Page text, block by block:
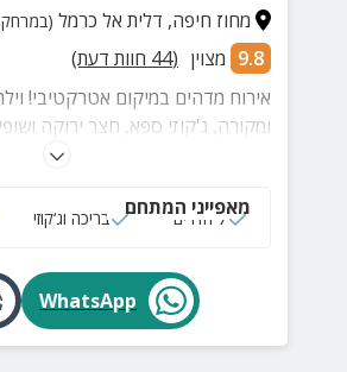
מחוז חיפה, דלית אל כרמל (במרחק של
9.8 מצוין (
44 חוות דעת)
אירוח מדהים במיקום אטרקטיבי!
ומקורה, ג'קוזי ספא, חצר ירוקה
משחק, 7 חדרי שינה נעימים,
הוילה ישנה גם בקתת עץ מאובזרת
מאפייני המתחם
7 חדרים בריכה וג‘קוזי
WhatsApp